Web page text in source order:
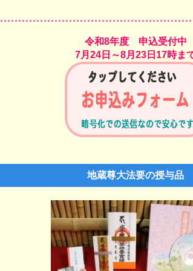
令和8年度 申込受付中
7月24日～8月23日17時ま
地蔵尊大法要の授与品